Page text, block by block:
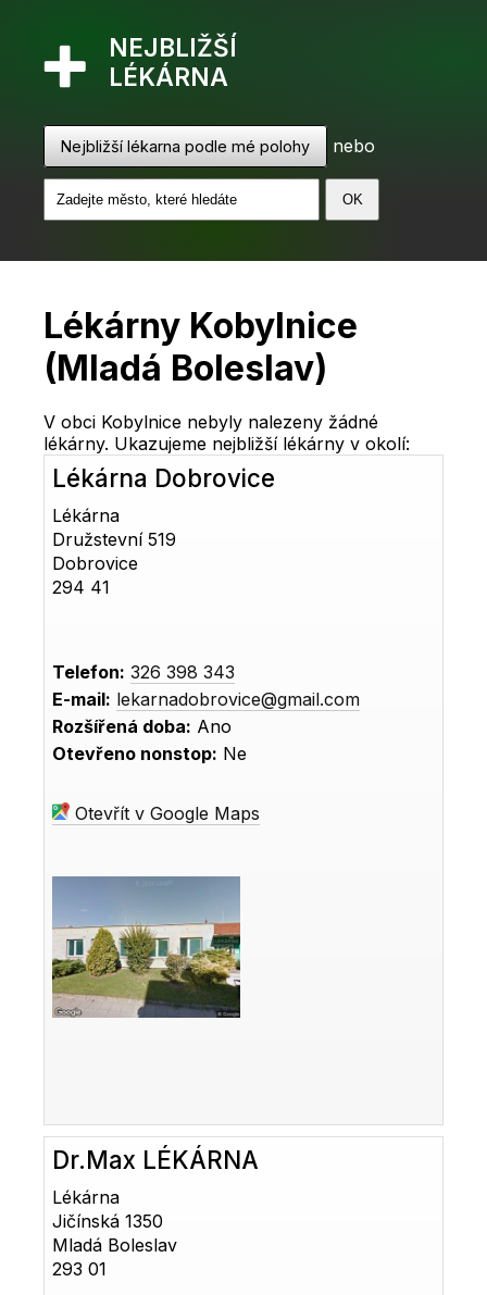
NEJBLIŽŠÍ
LÉKÁRNA
Nejbližší lékarna podle mé polohy nebo
Lékárny Kobylnice
(Mladá Boleslav)
V obci Kobylnice nebyly nalezeny žádné
lékárny. Ukazujeme nejbližší lékárny v okolí:
Lékárna Dobrovice
Lékárna
Družstevní 519
Dobrovice
294 41
Telefon: 326 398 343
E-mail: lekarnadobrovice@gmail.com
Rozšířená doba: Ano
Otevřeno nonstop: Ne
Otevřít v Google Maps
Dr.Max LÉKÁRNA
Lékárna
Jičínská 1350
Mladá Boleslav
293 01